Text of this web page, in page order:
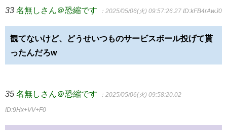
33 名無しさん＠恐縮です ：2025/05/06(火) 09:57:26.27 ID:kFB4rAwJ0
観てないけど、どうせいつものサービスボール投げて貰
ったんだろw
35 名無しさん＠恐縮です ：2025/05/06(火) 09:58:20.02
ID:9Hx+VV+F0